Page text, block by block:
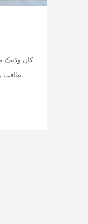
طاقت واري اسٽيل وائر رسي، ۽ غير معياري ڪسٽمائيزيشن سروسز سپورٽ ٿيل آهن.